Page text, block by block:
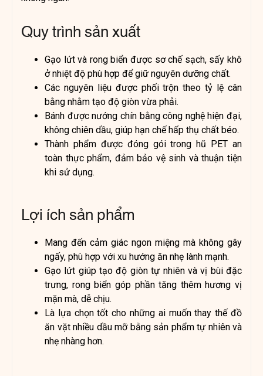
Quy trình sản xuất
Gạo lứt và rong biển được sơ chế sạch, sấy khô
ở nhiệt độ phù hợp để giữ nguyên dưỡng chất.
Các nguyên liệu được phối trộn theo tỷ lệ cân
bằng nhằm tạo độ giòn vừa phải.
Bánh được nướng chín bằng công nghệ hiện đại,
không chiên dầu, giúp hạn chế hấp thụ chất béo.
Thành phẩm được đóng gói trong hũ PET an
toàn thực phẩm, đảm bảo vệ sinh và thuận tiện
khi sử dụng.
Lợi ích sản phẩm
Mang đến cảm giác ngon miệng mà không gây
ngấy, phù hợp với xu hướng ăn nhẹ lành mạnh.
Gạo lứt giúp tạo độ giòn tự nhiên và vị bùi đặc
trưng, rong biển góp phần tăng thêm hương vị
mặn mà, dễ chịu.
Là lựa chọn tốt cho những ai muốn thay thế đồ
ăn vặt nhiều dầu mỡ bằng sản phẩm tự nhiên và
nhẹ nhàng hơn.